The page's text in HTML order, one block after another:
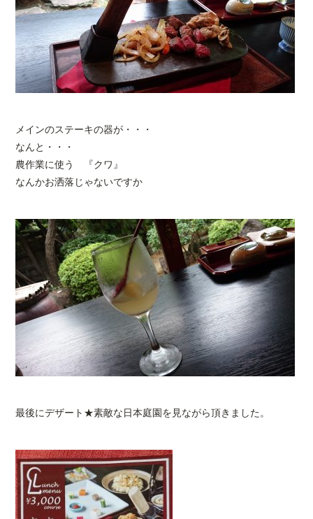
メインのステーキの器が・・・
なんと・・・
農作業に使う 『クワ』
なんかお洒落じゃないですか
最後にデザート★素敵な日本庭園を見ながら頂きました。